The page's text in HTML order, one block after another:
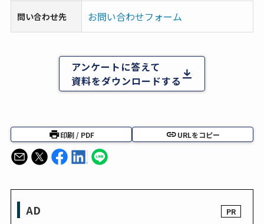
問い合わせ先 お問い合わせフォーム
アンケートに答えて
資料をダウンロードする
印刷 / PDF URLをコピー
AD